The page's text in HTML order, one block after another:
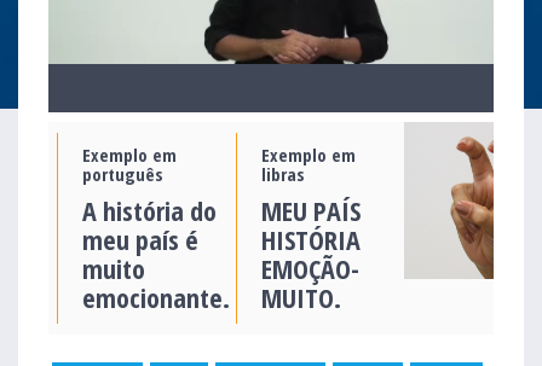
Exemplo em
português
A história do
meu país é
muito
emocionante.
Exemplo em
libras
MEU PAÍS
HISTÓRIA
EMOÇÃO-
MUITO.